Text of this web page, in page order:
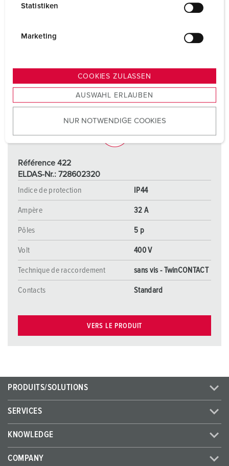
s
u
w
Statistiken
Marketing
COOKIES ZULASSEN
AUSWAHL ERLAUBEN
NUR NOTWENDIGE COOKIES
Référence 422
ELDAS-Nr.: 728602320
Indice de protection
IP44
Ampère 32 A
Pôles 5 p
Volt 400 V
Technique de raccordement sans vis - TwinCONTACT
Contacts Standard
VERS LE PRODUIT
PRODUITS/SOLUTIONS
SERVICES
KNOWLEDGE
COMPANY